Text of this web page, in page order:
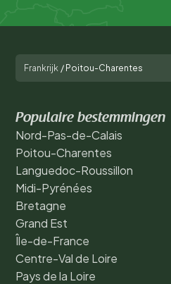
Frankrijk / Poitou-Charentes
Populaire bestemmingen
Nord-Pas-de-Calais
Poitou-Charentes
Languedoc-Roussillon
Midi-Pyrénées
Bretagne
Grand Est
Île-de-France
Centre-Val de Loire
Pays de la Loire